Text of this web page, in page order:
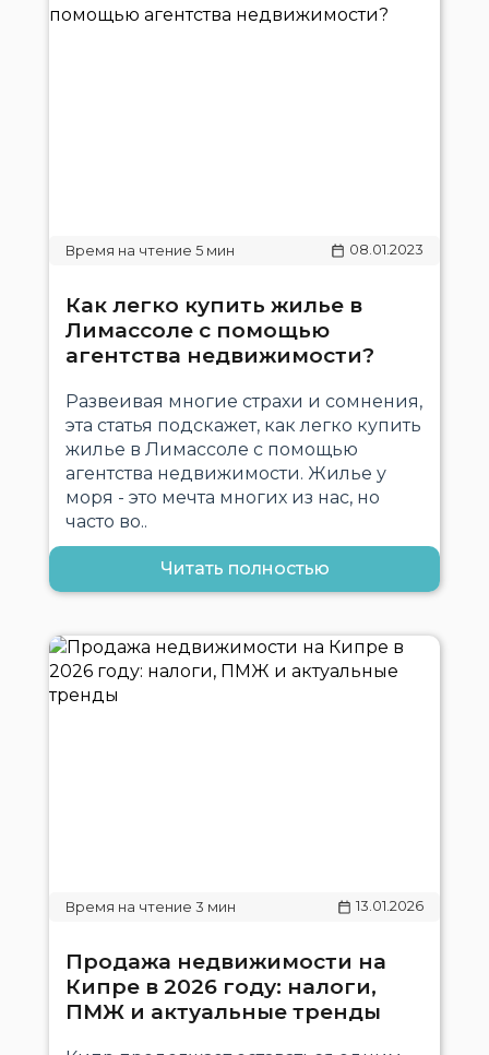
08.01.2023
Как легко купить жилье в
Лимассоле с помощью
агентства недвижимости?
Развеивая многие страхи и сомнения,
эта статья подскажет, как легко купить
жилье в Лимассоле с помощью
агентства недвижимости. Жилье у
моря - это мечта многих из нас, но
часто во..
Читать полностью
13.01.2026
Продажа недвижимости на
Кипре в 2026 году: налоги,
ПМЖ и актуальные тренды